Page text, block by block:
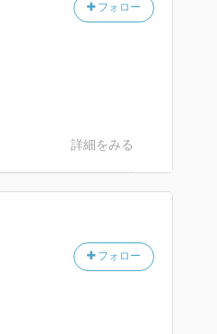
フォロー
詳細をみる
フォロー